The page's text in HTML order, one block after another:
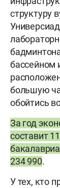
структуру
бассейном
большую
обойтись
За год
составит
234 990.
У тех, кто